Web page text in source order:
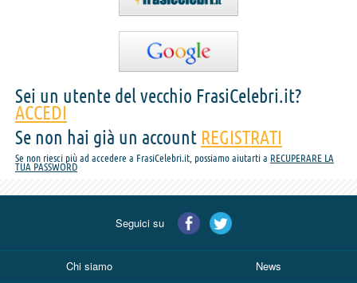
Sei un utente del vecchio FrasiCelebri.it?
ACCEDI
Se non hai già un account REGISTRATI
Se non riesci più ad accedere a FrasiCelebri.it, possiamo aiutarti a RECUPERARE LA
TUA PASSWORD
Seguici su
Chi siamo News